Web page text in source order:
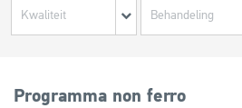
Programma non ferro